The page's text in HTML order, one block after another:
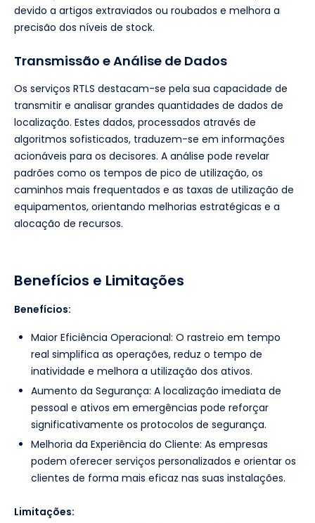
devido a artigos extraviados ou roubados e melhora a
precisão dos níveis de stock.
Transmissão e Análise de Dados
Os serviços RTLS destacam-se pela sua capacidade de
transmitir e analisar grandes quantidades de dados de
localização. Estes dados, processados através de
algoritmos sofisticados, traduzem-se em informações
acionáveis para os decisores. A análise pode revelar
padrões como os tempos de pico de utilização, os
caminhos mais frequentados e as taxas de utilização de
equipamentos, orientando melhorias estratégicas e a
alocação de recursos.
Benefícios e Limitações
Benefícios:
Maior Eficiência Operacional: O rastreio em tempo
real simplifica as operações, reduz o tempo de
inatividade e melhora a utilização dos ativos.
Aumento da Segurança: A localização imediata de
pessoal e ativos em emergências pode reforçar
significativamente os protocolos de segurança.
Melhoria da Experiência do Cliente: As empresas
podem oferecer serviços personalizados e orientar os
clientes de forma mais eficaz nas suas instalações.
Limitações: